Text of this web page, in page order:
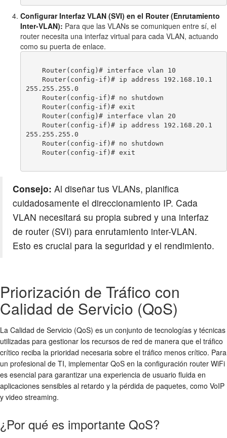
Configurar Interfaz VLAN (SVI) en el Router (Enrutamiento
Inter-VLAN): Para que las VLANs se comuniquen entre sí, el
router necesita una interfaz virtual para cada VLAN, actuando
como su puerta de enlace.
255.255.255.0
255.255.255.0
Consejo: Al diseñar tus VLANs, planifica
cuidadosamente el direccionamiento IP. Cada
VLAN necesitará su propia subred y una interfaz
de router (SVI) para enrutamiento inter-VLAN.
Esto es crucial para la seguridad y el rendimiento.
Priorización de Tráfico con
Calidad de Servicio (QoS)
La Calidad de Servicio (QoS) es un conjunto de tecnologías y técnicas
utilizadas para gestionar los recursos de red de manera que el tráfico
crítico reciba la prioridad necesaria sobre el tráfico menos crítico. Para
un profesional de TI, implementar QoS en la configuración router WiFi
es esencial para garantizar una experiencia de usuario fluida en
aplicaciones sensibles al retardo y la pérdida de paquetes, como VoIP
y video streaming.
¿Por qué es importante QoS?